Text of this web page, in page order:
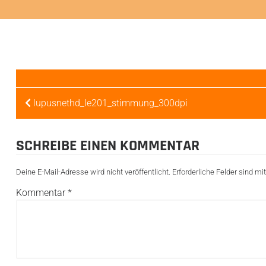
BEITRAGSNAVIGATION
lupusnethd_le201_stimmung_300dpi
SCHREIBE EINEN KOMMENTAR
Deine E-Mail-Adresse wird nicht veröffentlicht. Erforderliche Felder sind mit
Kommentar*